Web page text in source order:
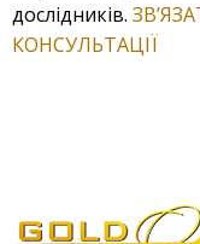
дослідників.
КОНСУЛЬТАЦІЇ